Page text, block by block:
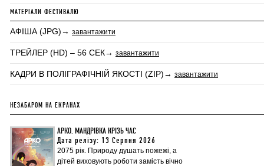
МАТЕРІАЛИ ФЕСТИВАЛЮ
АФІША (JPG)→ завантажити
ТРЕЙЛЕР (HD) – 56 СЕК→ завантажити
КАДРИ В ПОЛІГРАФІЧНІЙ ЯКОСТІ (ZIP)→ завантажити
НЕЗАБАРОМ НА ЕКРАНАХ
АРКО. МАНДРІВКА КРІЗЬ ЧАС
Дата релізу: 13 Серпня 2026
2075 рік. Природу душать пожежі, а
дітей виховують роботи замість вічно